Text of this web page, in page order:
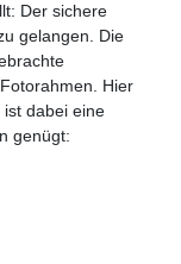
Der sichere
gelangen. Die
Hier
dabei eine
genügt: